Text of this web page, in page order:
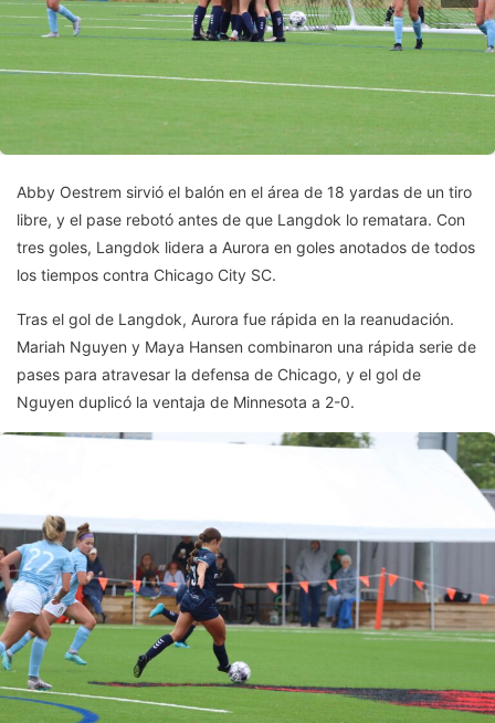
Abby Oestrem sirvió el balón en el área de 18 yardas de un tiro
libre, y el pase rebotó antes de que Langdok lo rematara. Con
tres goles, Langdok lidera a Aurora en goles anotados de todos
los tiempos contra Chicago City SC.
Tras el gol de Langdok, Aurora fue rápida en la reanudación.
Mariah Nguyen y Maya Hansen combinaron una rápida serie de
pases para atravesar la defensa de Chicago, y el gol de
Nguyen duplicó la ventaja de Minnesota a 2-0.